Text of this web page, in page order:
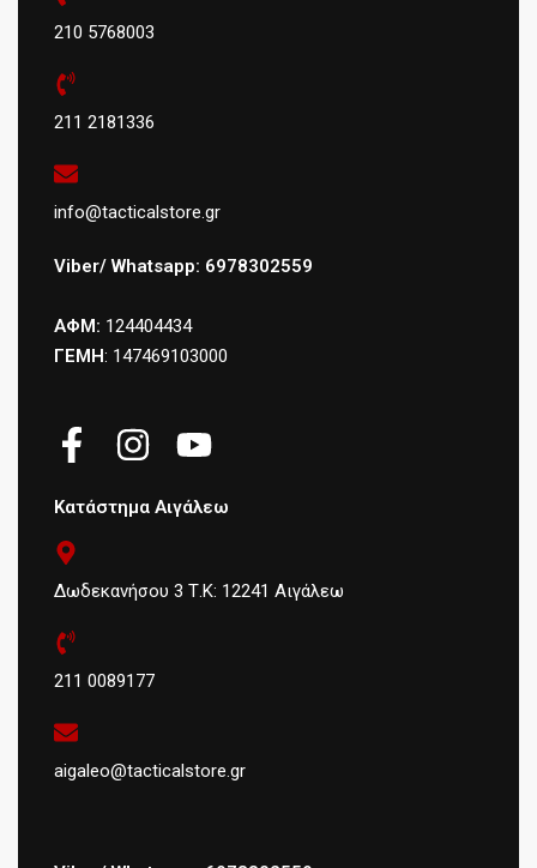
210 5768003
211 2181336
info@tacticalstore.gr
Viber/ Whatsapp: 6978302559
ΑΦΜ: 124404434
ΓΕΜΗ: 147469103000
Κατάστημα Αιγάλεω
Δωδεκανήσου 3 Τ.Κ: 12241 Αιγάλεω
211 0089177
aigaleo@tacticalstore.gr